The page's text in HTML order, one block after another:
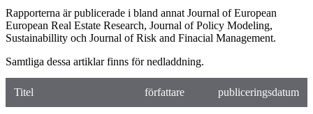
Rapporterna är publicerade i bland annat Journal of European
European Real Estate Research, Journal of Policy Modeling,
Sustainabillity och Journal of Risk and Finacial Management.
Samtliga dessa artiklar finns för nedladdning.
Titel författare publiceringsdatum